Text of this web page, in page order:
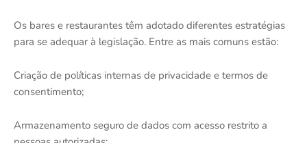
Os bares e restaurantes têm adotado diferentes estratégias
para se adequar à legislação. Entre as mais comuns estão:
Criação de políticas internas de privacidade e termos de
consentimento;
Armazenamento seguro de dados com acesso restrito a